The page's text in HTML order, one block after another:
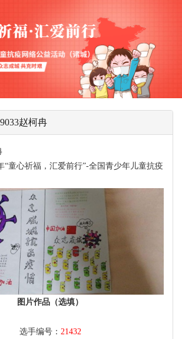
赵柯冉
“童心祈福，汇爱前行”-全国青少年儿童抗疫
图片作品（选填）
选手编号： 21432